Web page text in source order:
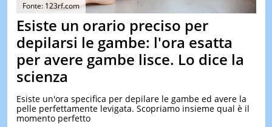
TEST
DI
OGGI
Fonte: 123rf.com
Esiste un orario preciso per
depilarsi le gambe: l'ora esatta
per avere gambe lisce. Lo dice la
scienza
Esiste un'ora specifica per depilare le gambe ed avere la
pelle perfettamente levigata. Scopriamo insieme qual è il
momento perfetto